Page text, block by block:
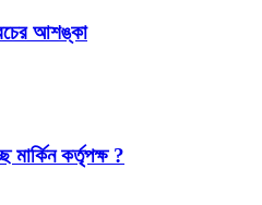
আশঙ্কা
কর্তৃপক্ষ ?